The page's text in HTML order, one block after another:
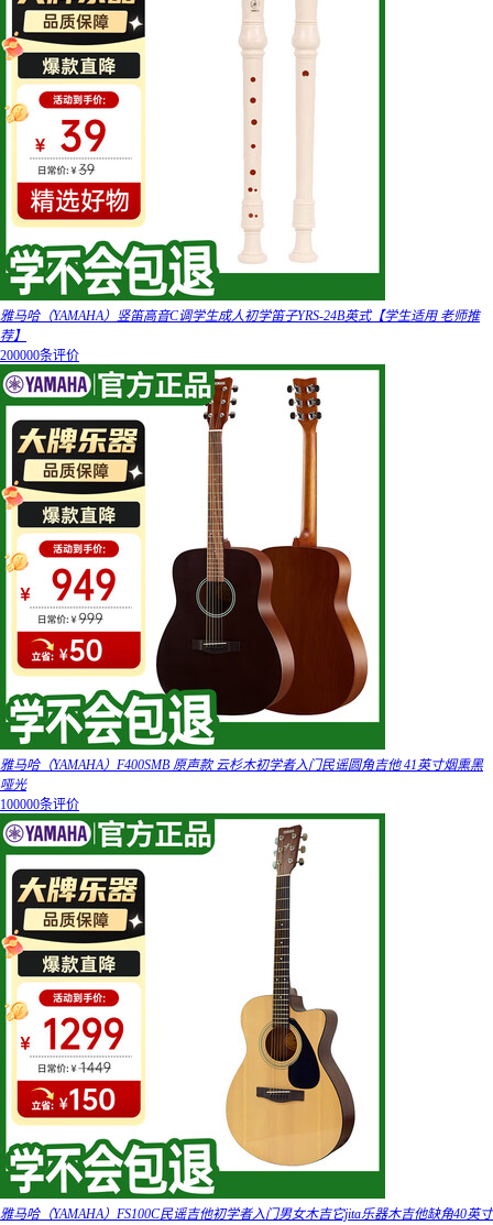
雅马哈（YAMAHA）竖笛高音C调学生成人初学笛子YRS-24B英式【学生适用 老师推
荐】
200000条评价
雅马哈（YAMAHA）F400SMB 原声款 云杉木初学者入门民谣圆角吉他 41英寸烟熏黑
哑光
100000条评价
雅马哈（YAMAHA）FS100C民谣吉他初学者入门男女木吉它jita乐器木吉他缺角40英寸